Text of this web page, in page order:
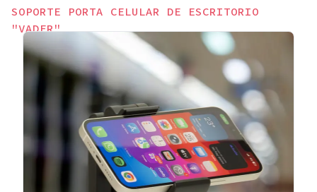
SOPORTE PORTA CELULAR DE ESCRITORIO
"VADER"